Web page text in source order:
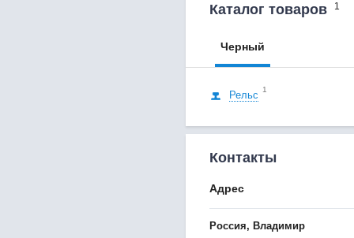
Каталог товаров 1
Черный
Рельс
1
Контакты
Адрес
Россия, Владимир